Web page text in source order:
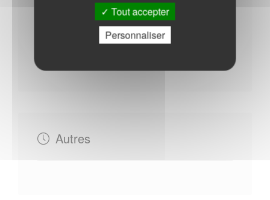
Mardi : - 14h00 à 17h00
Vendredi : - 14h00 à 17h00
Autres
Tout accepter
Personnaliser